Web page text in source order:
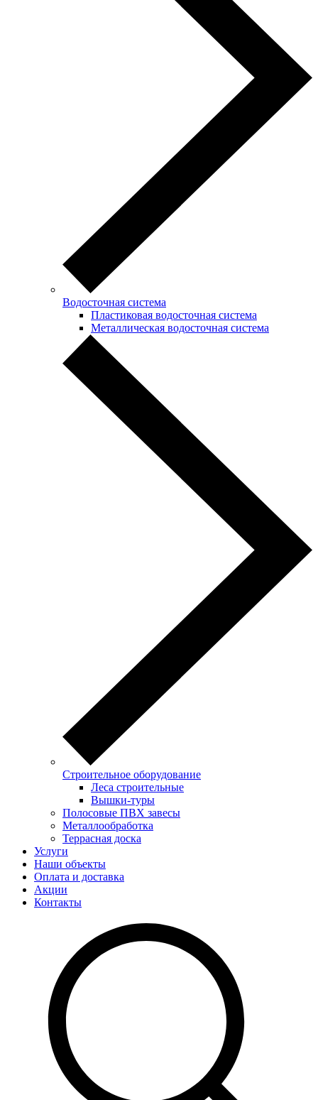
Водосточная система
Пластиковая водосточная система
Металлическая водосточная система
Строительное оборудование
Леса строительные
Вышки-туры
Полосовые ПВХ завесы
Металлообработка
Террасная доска
Услуги
Наши объекты
Оплата и доставка
Акции
Контакты